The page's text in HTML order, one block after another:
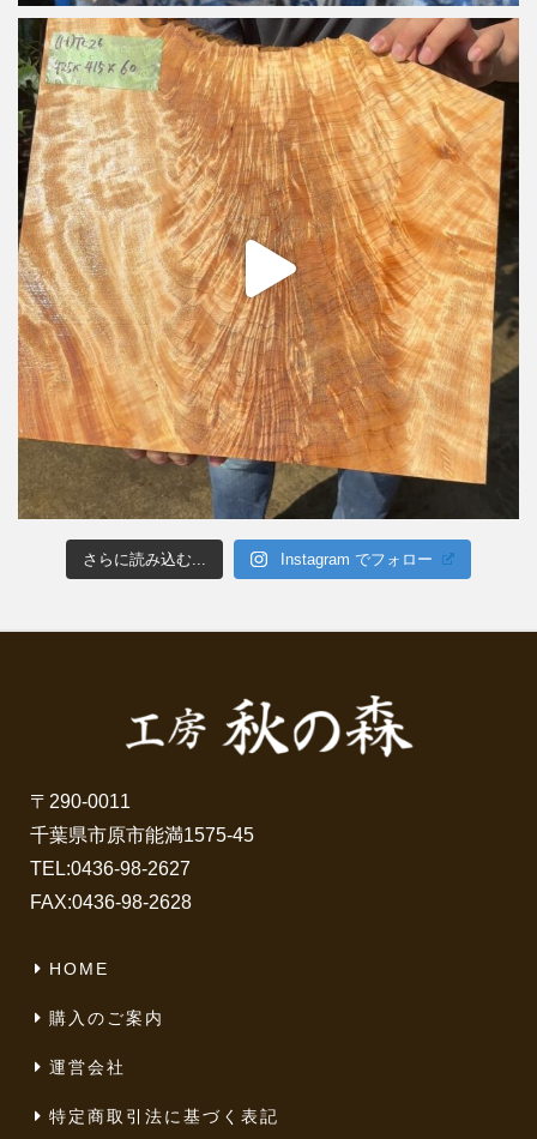
さらに読み込む... Instagram でフォロー
〒290-0011
千葉県市原市能満1575-45
TEL:0436-98-2627
FAX:0436-98-2628
HOME
購入のご案内
運営会社
特定商取引法に基づく表記